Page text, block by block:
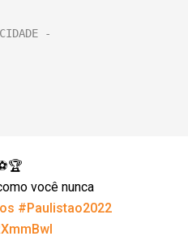
você nunca
#Paulistao2022